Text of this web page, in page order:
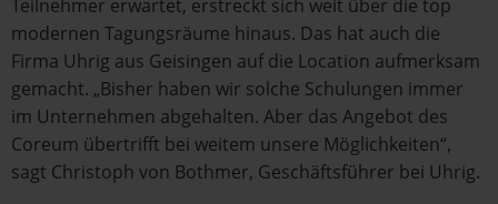
Teilnehmer erwartet, erstreckt sich weit über die top
modernen Tagungsräume hinaus. Das hat auch die
Firma Uhrig aus Geisingen auf die Location aufmerksam
gemacht. „Bisher haben wir solche Schulungen immer
im Unternehmen abgehalten. Aber das Angebot des
Coreum übertrifft bei weitem unsere Möglichkeiten“,
sagt Christoph von Bothmer, Geschäftsführer bei Uhrig.